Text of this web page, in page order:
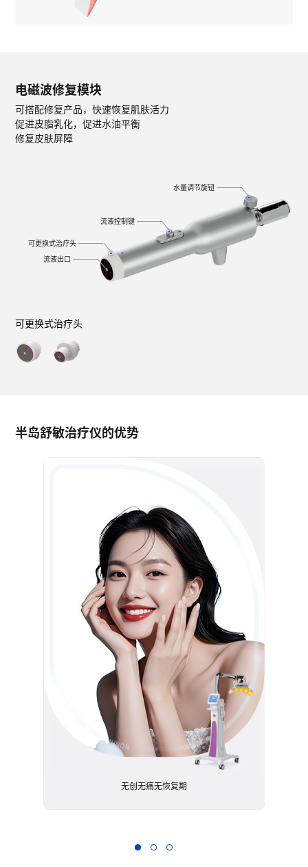
电磁波修复模块
可搭配修复产品，快速恢复肌肤活力
促进皮脂乳化，促进水油平衡
修复皮肤屏障
流液出口
可更换式治疗头
流液控制键
水量调节旋钮
可更换式治疗头
半岛舒敏治疗仪的优势
无创无痛无恢复期